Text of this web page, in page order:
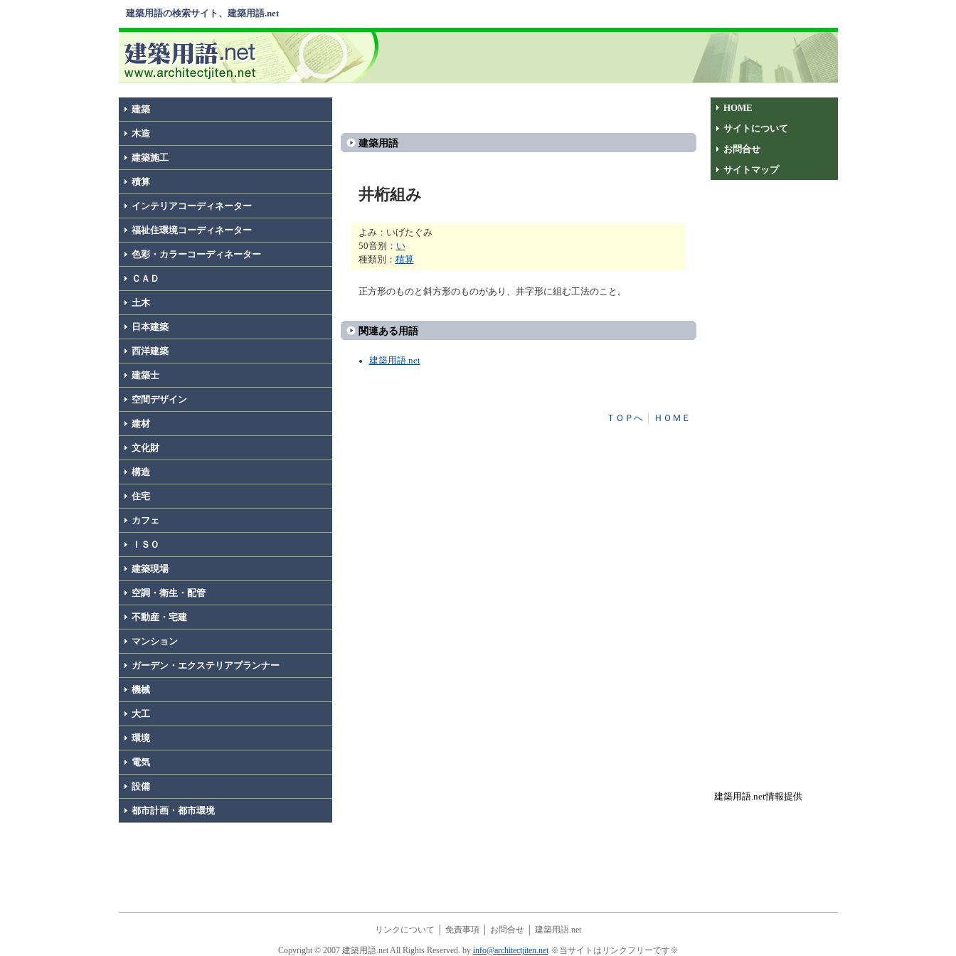
建築用語の検索サイト、建築用語.net
建築
木造
建築施工
積算
インテリアコーディネーター
福祉住環境コーディネーター
色彩・カラーコーディネーター
ＣＡＤ
土木
日本建築
西洋建築
建築士
空間デザイン
建材
文化財
構造
住宅
カフェ
ＩＳＯ
建築現場
空調・衛生・配管
不動産・宅建
マンション
ガーデン・エクステリアプランナー
機械
大工
環境
電気
設備
都市計画・都市環境
建築用語
井桁組み
よみ：いげたぐみ
50音別： い
種類別： 積算
正方形のものと斜方形のものがあり、井字形に組む工法のこと。
関連ある用語
建築用語.net
ＴＯＰへ│ ＨＯＭＥ
HOME
サイトについて
お問合せ
サイトマップ
建築用語.net情報提供
リンクについて 免責事項 お問合せ 建築用語.net
Copyright © 2007 建築用語.net All Rights Reserved. by info@architectjiten.net※当サイトはリンクフリーです※